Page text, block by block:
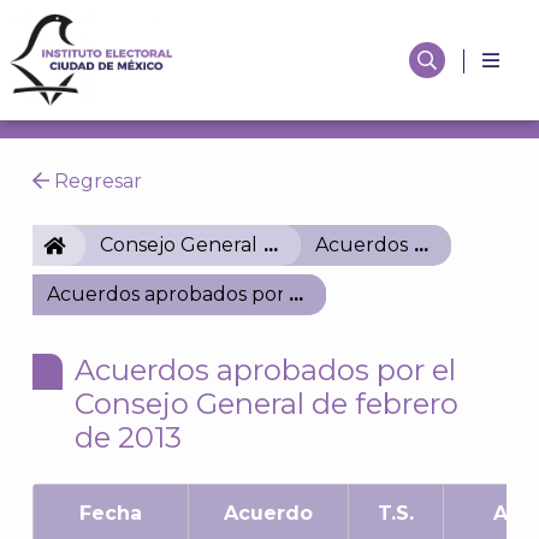
Regresar
IECMConsejo General Acuerdos
Acuerdos aprobados por el Consejo General de
Acuerdos aprobados por el
Consejo General de febrero
de 2013
Fecha Acuerdo T.S.